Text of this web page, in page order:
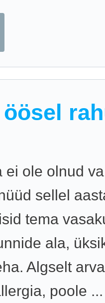
ei ole olnud
sellel
tema
ala,
Algselt
poole ...